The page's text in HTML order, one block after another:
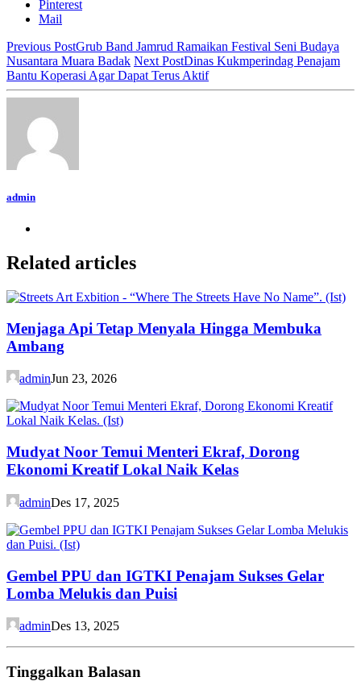
Pinterest
Mail
Previous PostGrub Band Jamrud Ramaikan Festival Seni Budaya
Nusantara Muara Badak Next PostDinas Kukmperindag Penajam
Bantu Koperasi Agar Dapat Terus Aktif
admin
Related articles
Menjaga Api Tetap Menyala Hingga Membuka
Ambang
adminJun 23, 2026
Mudyat Noor Temui Menteri Ekraf, Dorong
Ekonomi Kreatif Lokal Naik Kelas
adminDes 17, 2025
Gembel PPU dan IGTKI Penajam Sukses Gelar
Lomba Melukis dan Puisi
adminDes 13, 2025
Tinggalkan Balasan